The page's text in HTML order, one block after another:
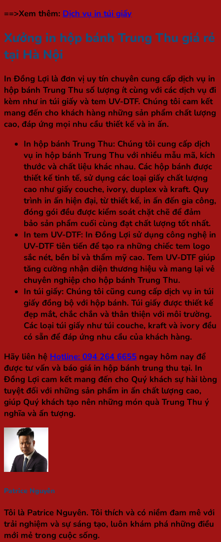
==>Xem thêm: Dịch vụ in túi giấy
Xưởng in hộp bánh Trung Thu giá rẻ
tại Hà Nội
In Đồng Lợi là đơn vị uy tín chuyên cung cấp dịch vụ in
hộp bánh Trung Thu số lượng ít cùng với các dịch vụ đi
kèm như in túi giấy và tem UV-DTF. Chúng tôi cam kết
mang đến cho khách hàng những sản phẩm chất lượng
cao, đáp ứng mọi nhu cầu thiết kế và in ấn.
In hộp bánh Trung Thu: Chúng tôi cung cấp dịch
vụ in hộp bánh Trung Thu với nhiều mẫu mã, kích
thước và chất liệu khác nhau. Các hộp bánh được
thiết kế tinh tế, sử dụng các loại giấy chất lượng
cao như giấy couche, ivory, duplex và kraft. Quy
trình in ấn hiện đại, từ thiết kế, in ấn đến gia công,
đóng gói đều được kiểm soát chặt chẽ để đảm
bảo sản phẩm cuối cùng đạt chất lượng tốt nhất.
In tem UV-DTF: In Đồng Lợi sử dụng công nghệ in
UV-DTF tiên tiến để tạo ra những chiếc tem logo
sắc nét, bền bỉ và thẩm mỹ cao. Tem UV-DTF giúp
tăng cường nhận diện thương hiệu và mang lại vẻ
chuyên nghiệp cho hộp bánh Trung Thu.
In túi giấy: Chúng tôi cũng cung cấp dịch vụ in túi
giấy đồng bộ với hộp bánh. Túi giấy được thiết kế
đẹp mắt, chắc chắn và thân thiện với môi trường.
Các loại túi giấy như túi couche, kraft và ivory đều
có sẵn để đáp ứng nhu cầu của khách hàng.
Hãy liên hệ Hotline: 094 264 6655 ngay hôm nay để
được tư vấn và báo giá in hộp bánh trung thu tại. In
Đồng Lợi cam kết mang đến cho Quý khách sự hài lòng
tuyệt đối với những sản phẩm in ấn chất lượng cao,
giúp Quý khách tạo nên những món quà Trung Thu ý
nghĩa và ấn tượng.
Patrice Nguyên
Tôi là Patrice Nguyên. Tôi thích và có niềm đam mê với
trải nghiệm và sự sáng tạo, luôn khám phá những điều
mới mẻ trong cuộc sống.